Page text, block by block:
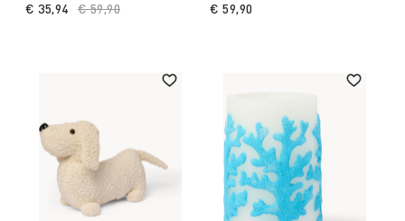
Price reduced from
€ 59,90
€ 35,94
€ 59,90